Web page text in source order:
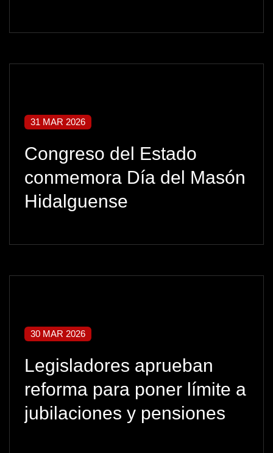
31 MAR 2026
Congreso del Estado
conmemora Día del Masón
Hidalguense
30 MAR 2026
Legisladores aprueban
reforma para poner límite a
jubilaciones y pensiones